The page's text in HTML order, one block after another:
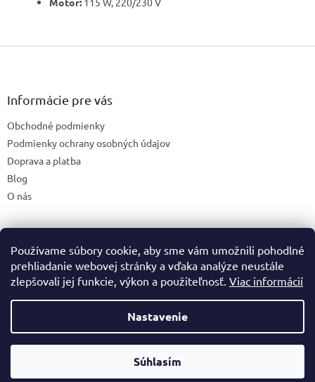
Používame súbory cookie, aby sme vám umožnili pohodlné
prehliadanie webovej stránky a vďaka analýze neustále
zlepšovali jej funkcie, výkon a použiteľnosť. Viac informácií
Nastavenie
Súhlasím
Z
Informácie pre vás
Obchodné podmienky
Podmienky ochrany osobných údajov
Doprava a platba
Blog
O nás
České stránky
Vytvoril Shoptet
Premineraly.sk. Všetky práva vyhradené.